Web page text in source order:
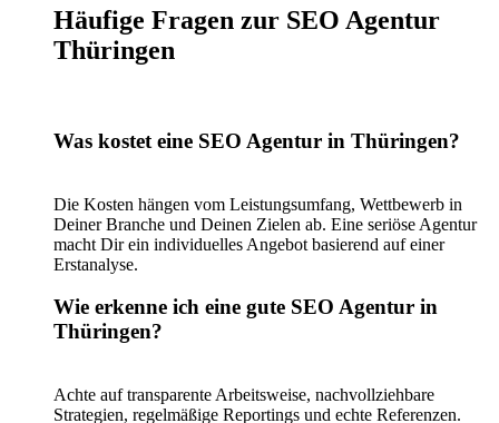
Häufige Fragen zur SEO Agentur
Thüringen
Was kostet eine SEO Agentur in Thüringen?
Die Kosten hängen vom Leistungsumfang, Wettbewerb in
Deiner Branche und Deinen Zielen ab. Eine seriöse Agentur
macht Dir ein individuelles Angebot basierend auf einer
Erstanalyse.
Wie erkenne ich eine gute SEO Agentur in
Thüringen?
Achte auf transparente Arbeitsweise, nachvollziehbare
Strategien, regelmäßige Reportings und echte Referenzen.